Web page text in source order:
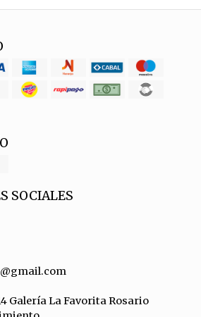
SOCIALES
Galería La Favorita Rosario